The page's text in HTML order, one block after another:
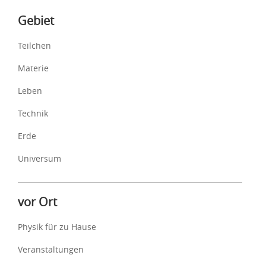
Inhalte
Gebiet
Teilchen
Materie
Leben
Technik
Erde
Universum
vor Ort
Physik für zu Hause
Veranstaltungen